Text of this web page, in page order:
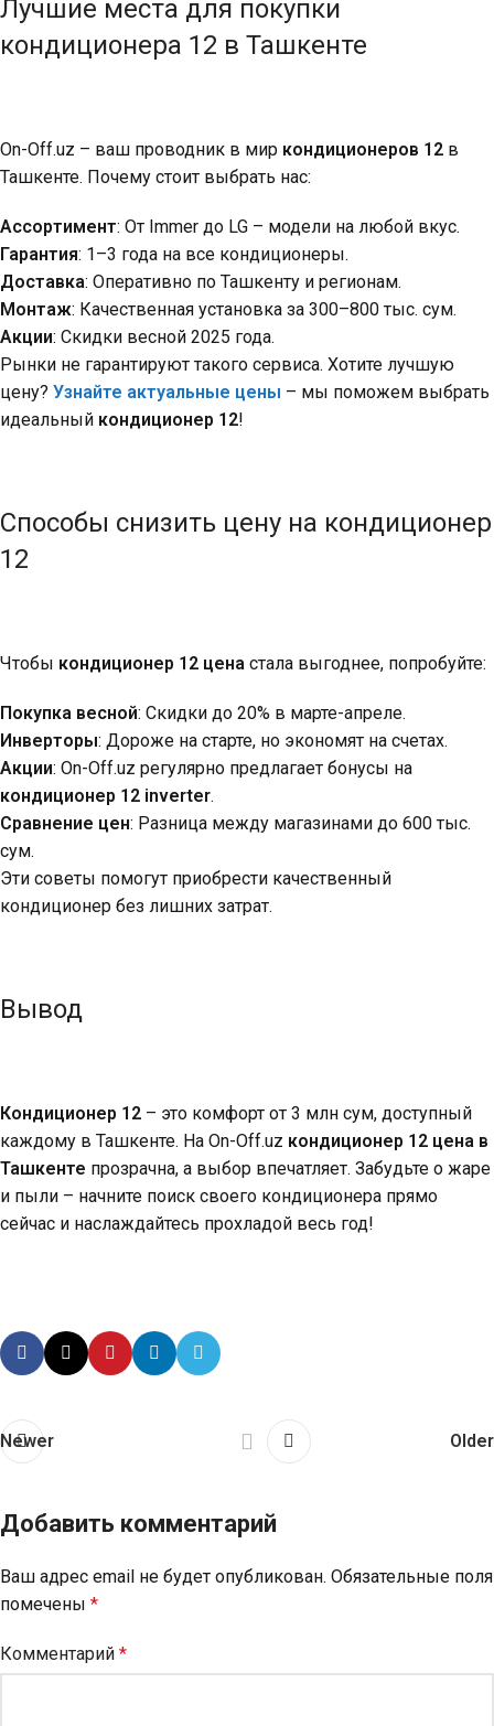
Лучшие места для покупки
кондиционера 12 в Ташкенте
On-Off.uz – ваш проводник в мир кондиционеров 12 в
Ташкенте. Почему стоит выбрать нас:
Ассортимент: От Immer до LG – модели на любой вкус.
Гарантия: 1–3 года на все кондиционеры.
Доставка: Оперативно по Ташкенту и регионам.
Монтаж: Качественная установка за 300–800 тыс. сум.
Акции: Скидки весной 2025 года.
Рынки не гарантируют такого сервиса. Хотите лучшую
цену? Узнайте актуальные цены – мы поможем выбрать
идеальный кондиционер 12!
Способы снизить цену на кондиционер
12
Чтобы кондиционер 12 цена стала выгоднее, попробуйте:
Покупка весной: Скидки до 20% в марте-апреле.
Инверторы: Дороже на старте, но экономят на счетах.
Акции: On-Off.uz регулярно предлагает бонусы на
кондиционер 12 inverter.
Сравнение цен: Разница между магазинами до 600 тыс.
сум.
Эти советы помогут приобрести качественный
кондиционер без лишних затрат.
Вывод
Кондиционер 12 – это комфорт от 3 млн сум, доступный
каждому в Ташкенте. На On-Off.uz кондиционер 12 цена в
Ташкенте прозрачна, а выбор впечатляет. Забудьте о жаре
и пыли – начните поиск своего кондиционера прямо
сейчас и наслаждайтесь прохладой весь год!
Newer Older
Добавить комментарий
Ваш адрес email не будет опубликован. Обязательные поля
помечены *
Комментарий *